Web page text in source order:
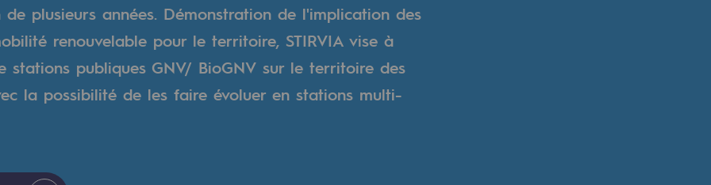
plusieurs années. Démonstration de l'implication des
renouvelable pour le territoire, STIRVIA vise à
stations publiques GNV/ BioGNV sur le territoire des
la possibilité de les faire évoluer en stations multi-